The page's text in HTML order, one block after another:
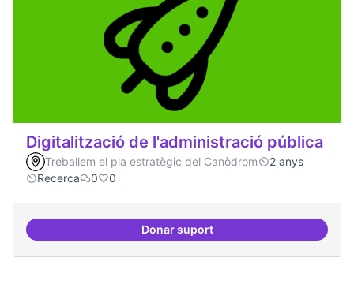
Digitalització de l'administració pública
Treballem el pla estratègic del Canòdrom
2 anys
Recerca
0 0
Donar suportDigitalització de l'administració